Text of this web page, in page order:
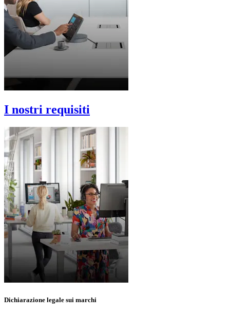
I nostri requisiti
Dichiarazione legale sui marchi